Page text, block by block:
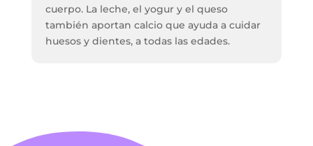
cuerpo. La leche, el yogur y el queso
también aportan calcio que ayuda a cuidar
huesos y dientes, a todas las edades.